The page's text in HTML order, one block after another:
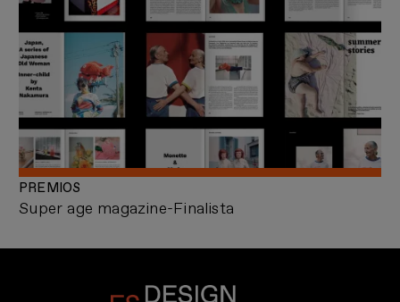
Super age magazine-Finalista
PREMIOS